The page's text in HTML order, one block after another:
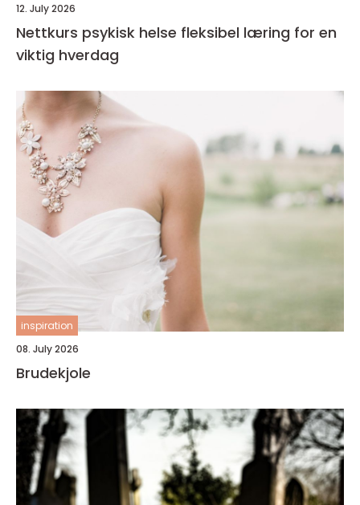
12. July 2026
Nettkurs psykisk helse fleksibel læring for en
viktig hverdag
inspiration
08. July 2026
Brudekjole